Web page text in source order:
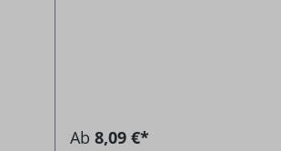
Ab 8,09 €*